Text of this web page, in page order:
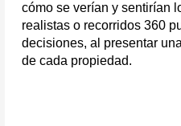
cómo se verían y sentirían
realistas o recorridos 360
decisiones, al presentar
de cada propiedad.